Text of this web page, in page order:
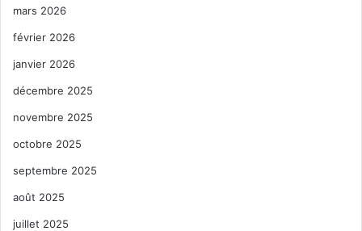
mars 2026
février 2026
janvier 2026
décembre 2025
novembre 2025
octobre 2025
septembre 2025
août 2025
juillet 2025